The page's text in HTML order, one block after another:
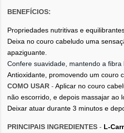
BENEFÍCIOS:
Propriedades nutritivas e
Deixa no couro cabeludo uma
apaziguante.
Confere suavidade, mantendo a fibra
Antioxidante, promovendo um couro
COMO USAR - Aplicar no couro
não escorrido, e depois massajar ao
Deixar atuar durante 3 minutos e
PRINCIPAIS INGREDIENTES - L-